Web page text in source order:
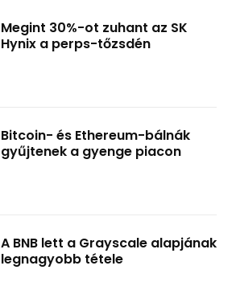
Megint 30%-ot zuhant az SK
Hynix a perps-tőzsdén
Bitcoin- és Ethereum-bálnák
gyűjtenek a gyenge piacon
A BNB lett a Grayscale alapjának
legnagyobb tétele